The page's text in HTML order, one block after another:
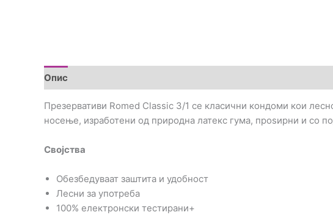
Опис
Презервативи Romed Classic 3/1 се класични кондоми кои
носење, изработени од природна латекс гума, проѕирни и со
Својства
Обезбедуваат заштита и удобност
Лесни за употреба
100% електронски тестирани+